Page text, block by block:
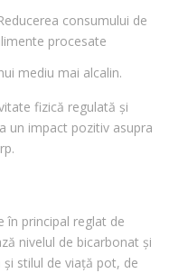
consumului de
procesate
mediu mai alcalin.
fizică regulată și
un impact pozitiv asupra
în principal reglat de
nivelul de bicarbonat și
stilul de viață pot, de